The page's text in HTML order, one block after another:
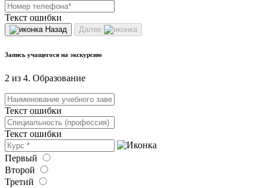
Текст ошибки
Назад Далее
Запись учащегося на экскурсию
2 из 4. Образование
Текст ошибки
Текст ошибки
Первый
Второй
Третий